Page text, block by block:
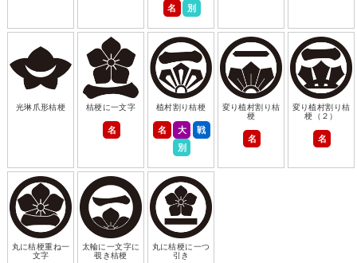
名 別
光琳爪形桔梗 桔梗に一文字
名
植村割り桔梗
名 大
戦
別
変り植村割り桔
梗
名
変り植村割り桔
梗（２）
名
丸に桔梗重ね一
文字
太輪に一文字に
覗き桔梗
丸に桔梗に一つ
引き